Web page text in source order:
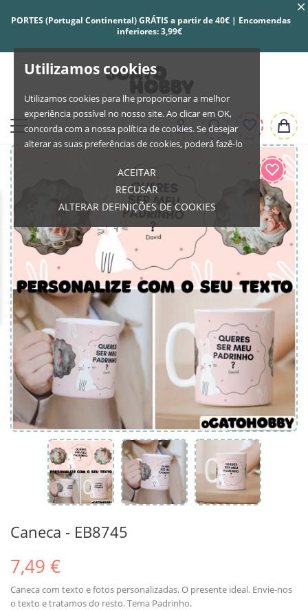
Utilizamos cookies
Utilizamos cookies para lhe proporcionar a melhor
experiência possível no nosso site. Ao clicar em OK,
concorda com a nossa política de cookies. Se desejar
alterar as suas preferências de cookies, poderá fazê-lo
ACEITAR
RECUSAR
ALTERAR DEFINIÇÕES DE COOKIES
PORTES (Portugal Continental) GRÁTIS a partir de 40€ | Encomendas
inferiores: 3,99€
Caneca - EB8745
7,49 €
Caneca com texto e fotos personalizadas. O presente ideal. Envie-nos
o texto e tratamos do resto. Tema Padrinho.